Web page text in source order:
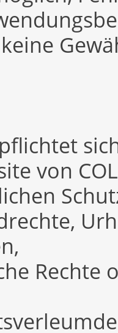
keine
von
Rechte